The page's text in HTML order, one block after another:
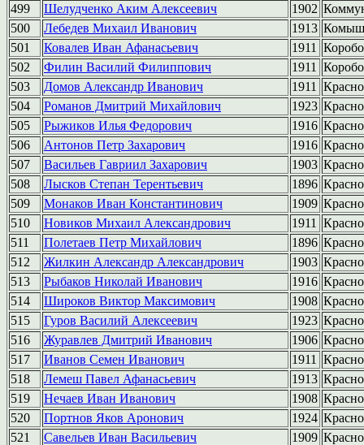
499
Шелудченко Аким Алексеевич 1902
500
Лебедев Михаил Иванович 1913
501
Ковалев Иван Афанасьевич 1911
502
Филин Василий Филиппович 1911
503
Домов Александр Иванович 1911
504
Романов Дмитрий Михайлович 1923
505
Рыжиков Илья Федорович 1916
506
Антонов Петр Захарович 1916
507
Васильев Гавриил Захарович 1903
508
Лысков Степан Терентьевич 1896
509
Монаков Иван Константинович 1909
510
Новиков Михаил Александрович 1911
511
Полетаев Петр Михайлович 1896
512
Жилкин Александр Александрович 1903
513
Рыбаков Николай Иванович 1916
514
Широков Виктор Максимович 1908
515
Гуров Василий Алексеевич 1923
516
Журавлев Дмитрий Иванович 1906
517
Иванов Семен Иванович 1911
518
Лемеш Павел Афанасьевич 1913
519
Нечаев Иван Иванович 1908
520
Портнов Яков Аронович 1924
521
Савельев Иван Васильевич 1909